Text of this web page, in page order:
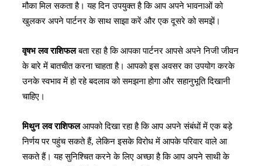
मौका मिल सकता है। यह दिन उपयुक्त है कि आप अपने भावनाओं को
खुलकर अपने पार्टनर के साथ साझा करें और एक दूसरे को समझें।
वृषभ लव राशिफलबता रहा है कि आपका पार्टनर आपसे अपने निजी जीवन
के बारे में बातचीत करना चाहता है। आपको इस अवसर का उपयोग करके
उनके स्वभाव में हो रहे बदलाव को समझना होगा और सहानुभूति दिखानी
चाहिए।
मिथुन लव राशिफलआपको दिखा रहा है कि आप अपने संबंधों में एक बड़े
निर्णय पर पहुंच सकते हैं, लेकिन इसके विरोध में आपके परिवार वाले आ
सकते हैं। यह सुनिश्चित करने के लिए अच्छा है कि आप अपने साथी के